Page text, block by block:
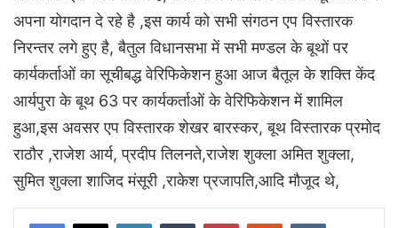
अपना योगदान दे रहे है ,इस कार्य को सभी संगठन एप विस्तारक
निरन्तर लगे हुए है, बैतुल विधानसभा में सभी मण्डल के बूथों पर
कार्यकर्ताओं का सूचीबद्ध वेरिफिकेशन हुआ आज बैतूल के शक्ति केंद
आर्यपुरा के बूथ 63 पर कार्यकर्ताओं के वेरिफिकेशन में शामिल
हुआ,इस अवसर एप विस्तारक शेखर बारस्कर, बूथ विस्तारक प्रमोद
राठौर ,राजेश आर्य, प्रदीप तिलनते,राजेश शुक्ला अमित शुक्ला,
सुमित शुक्ला शाजिद मंसूरी ,राकेश प्रजापति,आदि मौजूद थे,